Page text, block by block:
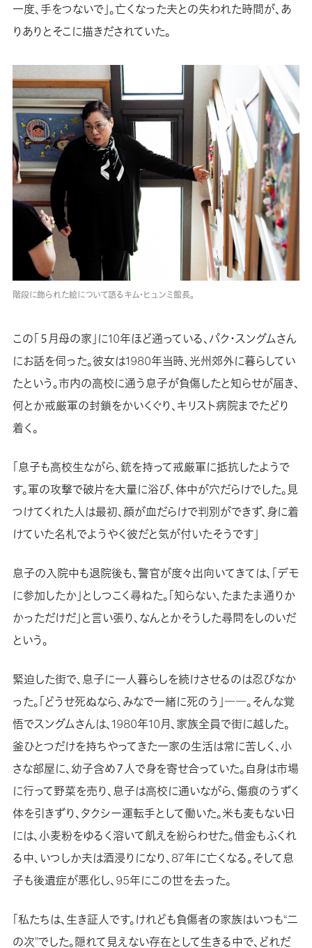
一度、手をつないで」。亡くなった夫との失われた時間が、あ
りありとそこに描きだされていた。
階段に飾られた絵について語るキム・ヒュンミ館長。
この「５月母の家」に10年ほど通っている、パク・スングムさん
にお話を伺った。彼女は1980年当時、光州郊外に暮らしてい
たという。市内の高校に通う息子が負傷したと知らせが届き、
何とか戒厳軍の封鎖をかいくぐり、キリスト病院までたどり
着く。
「息子も高校生ながら、銃を持って戒厳軍に抵抗したようで
す。軍の攻撃で破片を大量に浴び、体中が穴だらけでした。見
つけてくれた人は最初、顔が血だらけで判別ができず、身に着
けていた名札でようやく彼だと気が付いたそうです」
息子の入院中も退院後も、警官が度々出向いてきては、「デモ
に参加したか」としつこく尋ねた。「知らない、たまたま通りか
かっただけだ」と言い張り、なんとかそうした尋問をしのいだ
という。
緊迫した街で、息子に一人暮らしを続けさせるのは忍びなか
った。「どうせ死ぬなら、みなで一緒に死のう」――。そんな覚
悟でスングムさんは、1980年10月、家族全員で街に越した。
釜ひとつだけを持ちやってきた一家の生活は常に苦しく、小
さな部屋に、幼子含め７人で身を寄せ合っていた。自身は市場
に行って野菜を売り、息子は高校に通いながら、傷痕のうずく
体を引きずり、タクシー運転手として働いた。米も麦もない日
には、小麦粉をゆるく溶いて飢えを紛らわせた。借金もふくれ
る中、いつしか夫は酒浸りになり、87年に亡くなる。そして息
子も後遺症が悪化し、95年にこの世を去った。
「私たちは、生き証人です。けれども負傷者の家族はいつも“二
の次”でした。隠れて見えない存在として生きる中で、どれだ